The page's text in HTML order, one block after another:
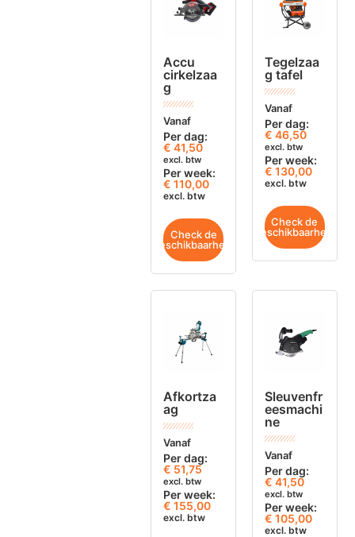
Accu
cirkelzaa
g
Vanaf
Per dag:
€ 41,50
excl. btw
Per week:
€ 110,00
excl. btw
Check de
beschikbaarheid
Tegelzaa
g tafel
Vanaf
Per dag:
€ 46,50
excl. btw
Per week:
€ 130,00
excl. btw
Check de
beschikbaarheid
Afkortza
ag
Vanaf
Per dag:
€ 51,75
excl. btw
Per week:
€ 155,00
excl. btw
Sleuvenfr
eesmachi
ne
Vanaf
Per dag:
€ 41,50
excl. btw
Per week:
€ 105,00
excl. btw